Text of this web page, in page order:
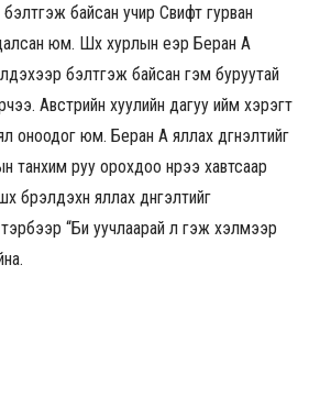
байсан учир Свифт гурван
юм. Шүүх хурлын үеэр Беран А
бэлтгэж байсан гэм буруутай
Австрийн хуулийн дагуу ийм хэрэгт
оноодог юм. Беран А яллах дүгнэлтийг
танхим руу орохдоо нүүрээ хавтсаар
бүрэлдэхүүн яллах дүнгэлтийг
“Би уучлаарай л гэж хэлмээр